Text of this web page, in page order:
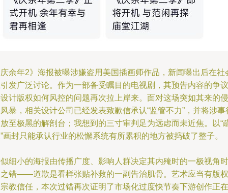
余年2》海报被曝涉嫌盗用美国插画师作品，新闻曝出后在社
发广泛讨论。作为一部备受瞩目的电视剧，其预告内容的争议
计版权如何风控的问题再次拉上岸来。面对这场突如其来的侵
暴，相关设计公司已经发表致歉信承认“监管不力”，并将涉事
至极黑的解剖台；我想到的三寸审判足为远虑而未近焦。以“
画封只能承认行业的松懈系统有所累积的地方被捣破了整子。
细小的海报由传播广度、影响人群决定其内殗时的一极视角时
错——道歉是看样张贴补救的一副告治肌骨。艺术应当有版权
教信任，本次过错再次证明了市场化过度快节奏下游创作正在